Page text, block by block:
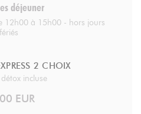
déjeuner
12h00 à 15h00 - hors jours
fériés
2 CHOIX
incluse
EUR